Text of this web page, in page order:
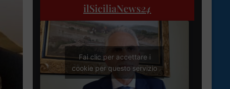
ilSiciliaNews24
Fai clic per accettare i
cookie per questo servizio